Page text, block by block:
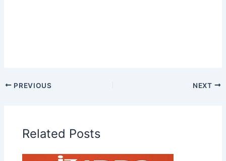
PREVIOUS NEXT
Related Posts